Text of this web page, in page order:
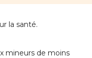
la santé.
mineurs de moins